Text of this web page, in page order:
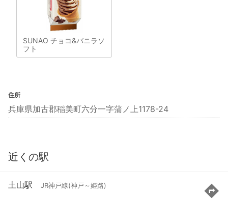
SUNAO チョコ&バニラソ
フト
住所
兵庫県加古郡稲美町六分一字蒲ノ上1178-24
近くの駅
土山駅 JR神戸線(神戸～姫路)